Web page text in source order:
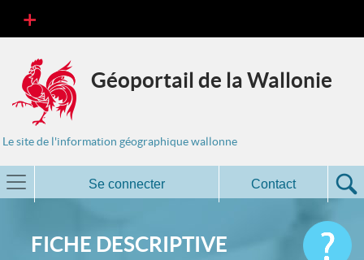
Géoportail de la Wallonie
Le site de l'information géographique wallonne
Se connecter Contact
FICHE DESCRIPTIVE